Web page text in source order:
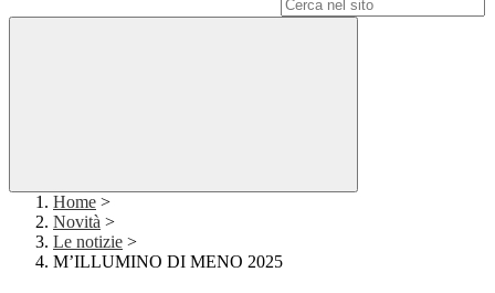
Home >
Novità >
Le notizie >
M’ILLUMINO DI MENO 2025